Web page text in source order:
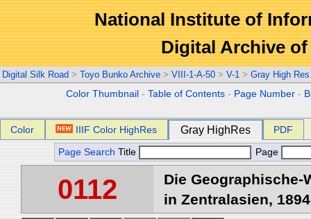
National Institute of
Digital Archive
Digital Silk Road > Toyo Bunko Archive > VIII-1-A-50 > V-1 > Gray High
Color Thumbnail -Table of Contents - Page Number -
Color IIIF Color HighRes Gray HighRes PDF
Page Search Title Page
0112
Die
in Zentralasien,